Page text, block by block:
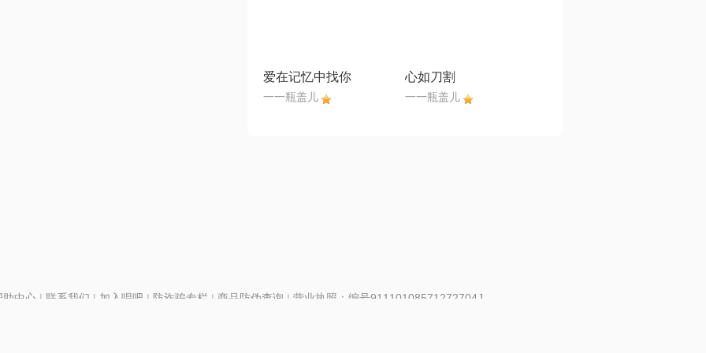
爱在记忆中找你
一一瓶盖儿
心如刀割
一一瓶盖儿
助中心 | 联系我们 | 加入唱吧 | 防诈骗专栏 | 商品防伪查询 | 营业执照：编号91110108571272704J